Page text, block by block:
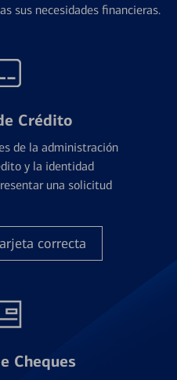
sus necesidades financieras.
Crédito
de la administración
y la identidad
una solicitud
correcta
Cheques